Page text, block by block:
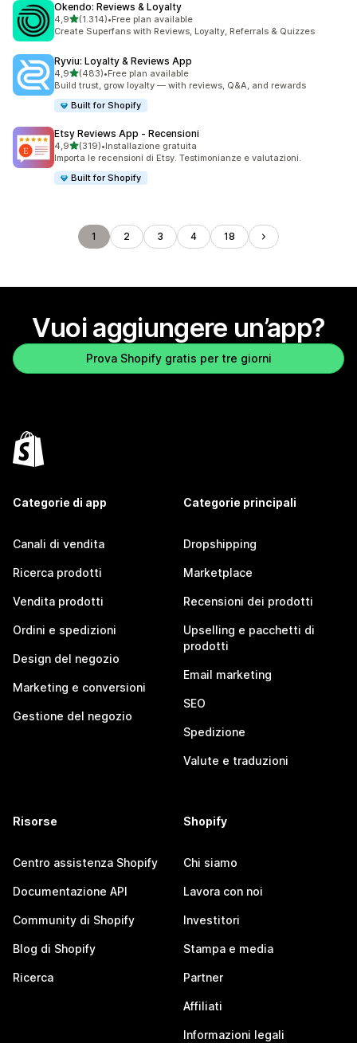
Okendo: Reviews & Loyalty
4,9stelle su 5
(1.314)
1314 recensioni totali
•Free plan available
Create Superfans with Reviews, Loyalty, Referrals & Quizzes
Ryviu: Loyalty & Reviews App
4,9stelle su 5
(483)
483 recensioni totali
•Free plan available
Build trust, grow loyalty — with reviews, Q&A, and rewards
Built for Shopify
Etsy Reviews App ‑ Recensioni
4,9stelle su 5
(319)
319 recensioni totali
•Installazione gratuita
Importa le recensioni di Etsy. Testimonianze e valutazioni.
Built for Shopify
1 2 3 4 18
Vuoi aggiungere un’app?
Prova Shopify gratis per tre giorni
Categorie di app
Canali di vendita
Ricerca prodotti
Vendita prodotti
Ordini e spedizioni
Design del negozio
Marketing e conversioni
Gestione del negozio
Categorie principali
Dropshipping
Marketplace
Recensioni dei prodotti
Upselling e pacchetti di
prodotti
Email marketing
SEO
Spedizione
Valute e traduzioni
Risorse
Centro assistenza Shopify
Documentazione API
Community di Shopify
Blog di Shopify
Ricerca
Shopify
Chi siamo
Lavora con noi
Investitori
Stampa e media
Partner
Affiliati
Informazioni legali